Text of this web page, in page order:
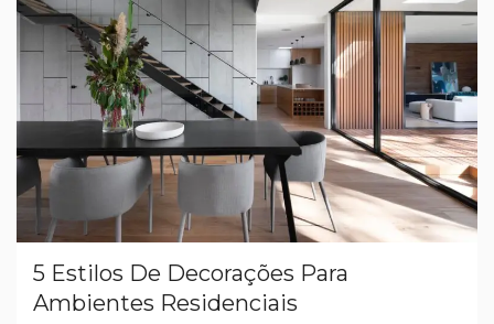
5 Estilos De Decorações Para
Ambientes Residenciais